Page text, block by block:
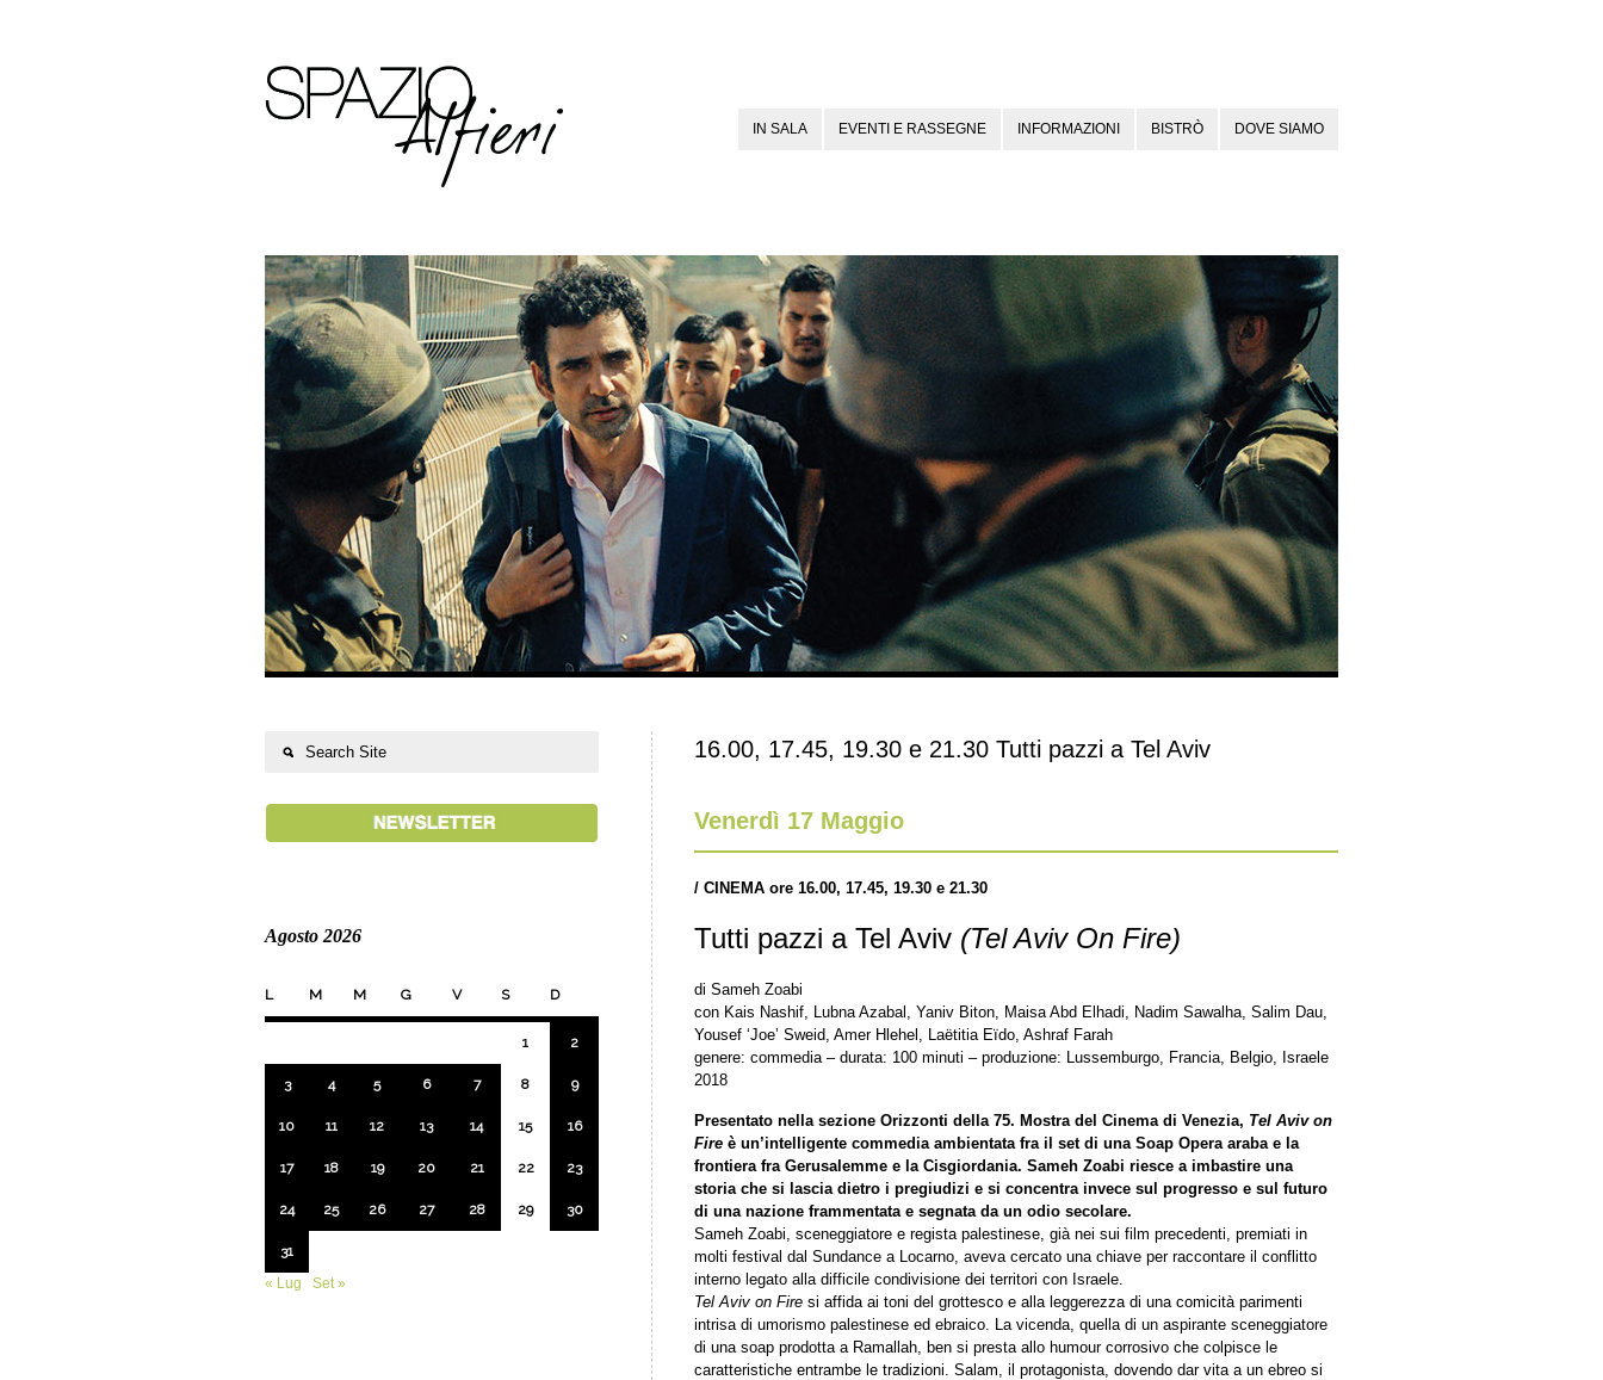
IN SALA EVENTI E RASSEGNE INFORMAZIONI BISTRÒ DOVE SIAMO
16.00, 17.45, 19.30 e 21.30 Tutti pazzi a Tel Aviv
Venerdì 17 Maggio
/ CINEMA ore 16.00, 17.45, 19.30 e 21.30
Tutti pazzi a Tel Aviv (Tel Aviv On Fire)
di Sameh Zoabi
con Kais Nashif, Lubna Azabal, Yaniv Biton, Maisa Abd Elhadi, Nadim Sawalha, Salim Dau,
Yousef ‘Joe’ Sweid, Amer Hlehel, Laëtitia Eïdo, Ashraf Farah
genere: commedia – durata: 100 minuti – produzione: Lussemburgo, Francia, Belgio, Israele
2018
Presentato nella sezione Orizzonti della 75. Mostra del Cinema di Venezia, Tel Aviv on
Fire è un’intelligente commedia ambientata fra il set di una Soap Opera araba e la
frontiera fra Gerusalemme e la Cisgiordania. Sameh Zoabi riesce a imbastire una
storia che si lascia dietro i pregiudizi e si concentra invece sul progresso e sul futuro
di una nazione frammentata e segnata da un odio secolare.
Sameh Zoabi, sceneggiatore e regista palestinese, già nei sui film precedenti, premiati in
molti festival dal Sundance a Locarno, aveva cercato una chiave per raccontare il conflitto
interno legato alla difficile condivisione dei territori con Israele.
Tel Aviv on Fire si affida ai toni del grottesco e alla leggerezza di una comicità parimenti
intrisa di umorismo palestinese ed ebraico. La vicenda, quella di un aspirante sceneggiatore
di una soap prodotta a Ramallah, ben si presta allo humour corrosivo che colpisce le
caratteristiche entrambe le tradizioni. Salam, il protagonista, dovendo dar vita a un ebreo si
Agosto 2026
L M M G V S D
1 2
3 4 5 6 7 8 9
10 11 12 13 14 15 16
17 18 19 20 21 22 23
24 25 26 27 28 29 30
31
« Lug
Set »